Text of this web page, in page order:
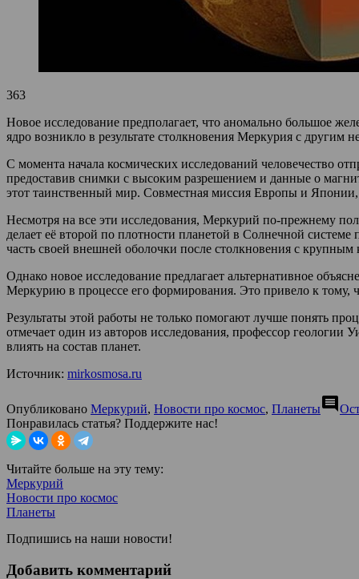
363
Новое исследование предполагает, что аномально большое
ядро возникло в результате столкновения Меркурия с
С момента начала космических исследований человечество
предоставив снимки с высоким разрешением и данные о
этот таинственный мир. Совместная миссия Европы и Японии,
Несмотря на все эти исследования, Меркурий по-прежнему
делает её второй по плотности планетой в Солнечной
часть своей внешней оболочки после столкновения с крупным
Однако новое исследование предлагает альтернативное
Меркурию в процессе его формирования. Это привело к тому,
Результаты этой работы не только помогают лучше понять
отмечает один из авторов исследования, профессор
влиять на состав планет.
Источник: mirkosmosa.ru
Опубликовано Меркурий, Новости про космос, Планетыcomment
Понравилась статья? Поддержите нас!
Читайте больше на эту тему:
Меркурий
Новости про космос
Планеты
Подпишись на наши новости!
Добавить комментарий